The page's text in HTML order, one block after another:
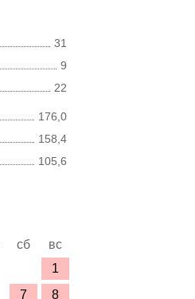
31
9
22
176,0
158,4
105,6
сб
вс
1
7 8